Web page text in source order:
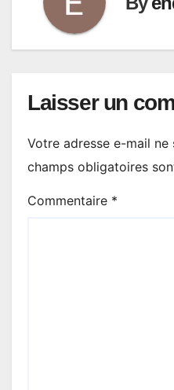
Laisser un
Votre adresse e-mail ne
champs obligatoires
Commentaire *